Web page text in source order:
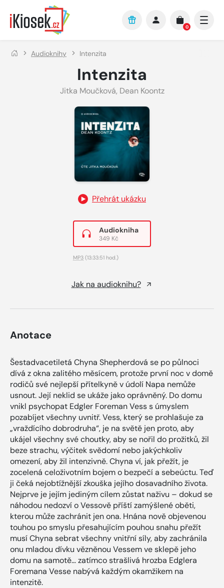
Přejít na hlavní obsah
0
Audioknihy Intenzita
Intenzita
Jitka Moučková, Dean Koontz
Přehrát ukázku
Audiokniha
349 Kč
MP3 (13:33:51 hod.)
Jak na audioknihu?
Anotace
Šestadvacetiletá Chyna Shepherdová se po půlnoci
dívá z okna zalitého měsícem, protože první noc v domě
rodičů své nejlepší přítelkyně v údolí Napa nemůže
usnout. Její neklid se ukáže jako oprávněný. Do domu
vnikl psychopat Edgler Foreman Vess s úmyslem
pozabíjet všechny uvnitř. Vess, který se prohlašuje za
„vraždícího dobrodruha“, je na světě jen proto, aby
ukájel všechny své choutky, aby se nořil do prožitků, žil
beze strachu, výčitek svědomí nebo jakýchkoliv
omezení, aby žil intenzivně. Chyna ví, jak přežít, je
zocelená celoživotním bojem o bezpečí a sebeúctu. Teď
ji čeká nejobtížnější zkouška jejího dosavadního života.
Nejprve je jejím jediným cílem zůstat naživu – dokud se
náhodou nedozví o Vessově příští zamýšlené oběti,
kterou může zachránit jen ona. Hnána nově objevenou
touhou po smyslu přesahujícím pouhou snahu přežít
musí Chyna sebrat všechny vnitřní síly, aby zachránila
onu mladou dívku vězněnou Vessem ve sklepě jeho
domu na samotě… zatímco strašlivá hrozba Edglera
Foremana Vesse nabývá každým okamžikem na
intenzitě.